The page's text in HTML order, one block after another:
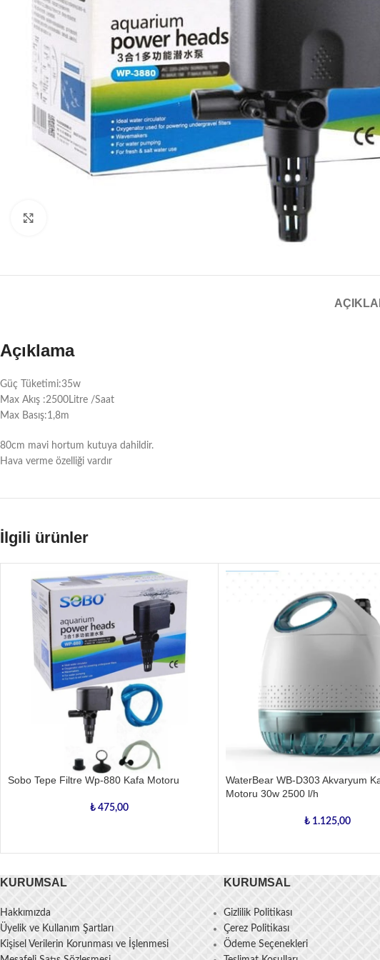
Açıklama
Güç Tüketimi:35w
Max Akış :2500Litre /Saat
Max Basış:1,8m
80cm mavi hortum kutuya dahildir.
Hava verme özelliği vardır
İlgili ürünler
Sobo Tepe Filtre Wp-880 Kafa Motoru
₺ 475,00
WaterBear WB-D303 Akvaryum
Motoru 30w 2500 l/h
₺1.125,00
KURUMSAL
Hakkımızda
Üyelik ve Kullanım Şartları
Kişisel Verilerin Korunması ve İşlenmesi
KURUMSAL
Gizlilik Politikası
Çerez Politikası
Ödeme Seçenekleri